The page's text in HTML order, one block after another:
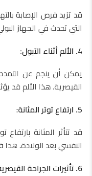
قد تزيد فرص الإصابة
التي تحدث في الجهاز
4. الألم أثناء التبول:
يمكن أن ينجم عن التمدد
القيصرية. هذا الألم قد
5. ارتفاع توتر المثانة:
قد تتأثر المثانة بارتفاع
النفسي بعد الولادة. هذا
6. تأثيرات الجراحة القيصرية: